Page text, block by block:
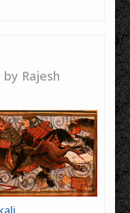
by Rajesh